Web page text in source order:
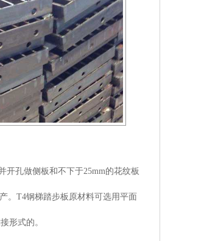
孔做侧板和不下于25mm的花纹板
。T4钢梯踏步板原材料可选用平面
形式的。